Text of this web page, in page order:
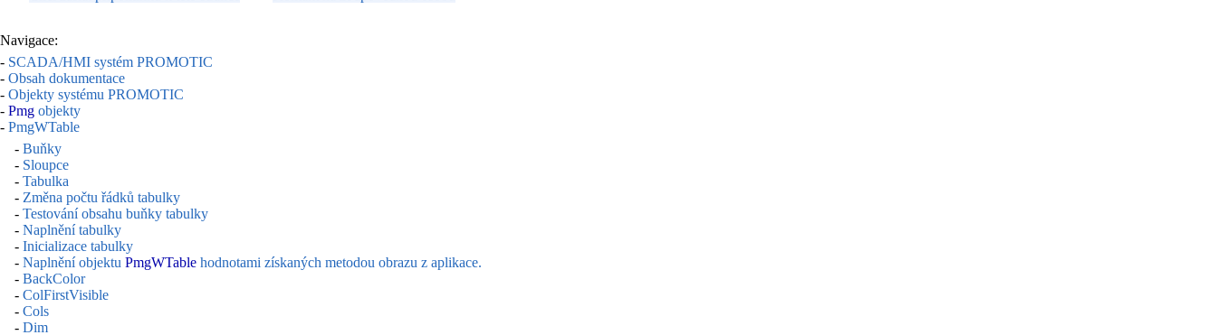
Navigace:
- SCADA/HMI systém PROMOTIC
- Obsah dokumentace
- Objekty systému PROMOTIC
- Pmg objekty
- PmgWTable
- Buňky
- Sloupce
- Tabulka
- Změna počtu řádků tabulky
- Testování obsahu buňky tabulky
- Naplnění tabulky
- Inicializace tabulky
- Naplnění objektu PmgWTable hodnotami získaných metodou obrazu z aplikace.
- BackColor
- ColFirstVisible
- Cols
- Dim